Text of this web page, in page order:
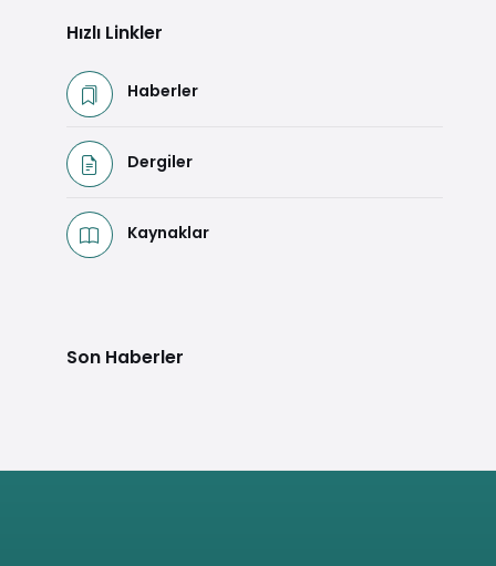
Hızlı Linkler
Haberler
Dergiler
Kaynaklar
Son Haberler